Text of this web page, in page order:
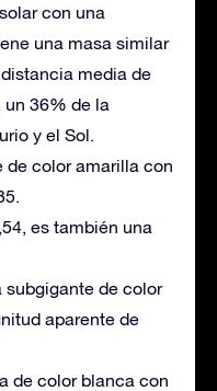
con una
una masa similar
media de
un 36% de la
y el Sol.
de color amarilla con
es también una
subgigante de color
aparente de
de color blanca con